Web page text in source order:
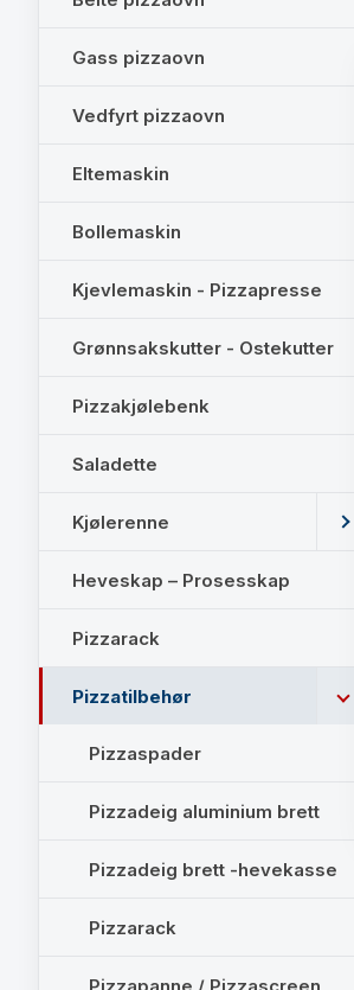
Gass pizzaovn
Vedfyrt pizzaovn
Eltemaskin
Bollemaskin
Kjevlemaskin - Pizzapresse
Grønnsakskutter - Ostekutter
Pizzakjølebenk
Saladette
Kjølerenne
Heveskap – Prosesskap
Pizzarack
Pizzatilbehør
Pizzaspader
Pizzadeig aluminium brett
Pizzadeig brett -hevekasse
Pizzarack
Pizzapanne / Pizzascreen